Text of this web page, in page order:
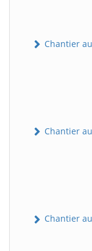
Chantier
Chantier
Chantier